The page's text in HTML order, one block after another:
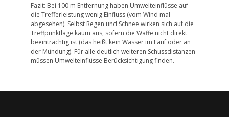
Fazit: Bei 100 m Entfernung haben Umwelteinflüsse auf
die Trefferleistung wenig Einfluss (vom Wind mal
abgesehen). Selbst Regen und Schnee wirken sich auf die
Treffpunktlage kaum aus, sofern die Waffe nicht direkt
beeinträchtig ist (das heißt kein Wasser im Lauf oder an
der Mündung). Für alle deutlich weiteren Schussdistanzen
müssen Umwelteinflüsse Berücksichtigung finden.